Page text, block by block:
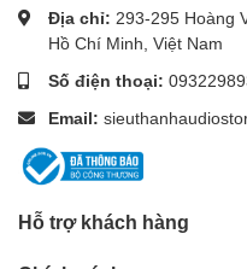
Địa chỉ: 293-295 Hoàng
Hồ Chí Minh, Việt Nam
Số điện thoại:
Email:
Hỗ trợ khách hàng